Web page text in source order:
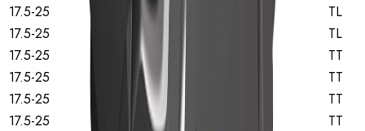
17.5-25
TL
17.5-25
TL
17.5-25
TT
17.5-25
TT
17.5-25
TT
17.5-25
TT